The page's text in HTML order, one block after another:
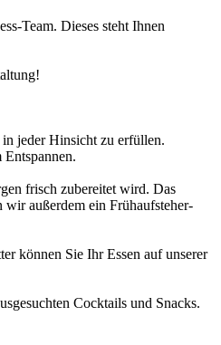
Team. Dieses steht Ihnen
jeder Hinsicht zu erfüllen.
frisch zubereitet wird. Das
außerdem ein Frühaufsteher-
können Sie Ihr Essen auf unserer
Cocktails und Snacks.